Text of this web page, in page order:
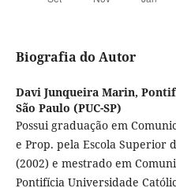
Biografia do Autor
Davi Junqueira Marin,
São Paulo (PUC-SP)
Possui graduação em
e Prop. pela Escola Superior
(2002) e mestrado em
Pontifícia Universidade